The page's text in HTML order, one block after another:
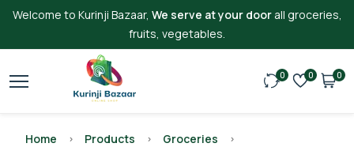
Welcome to Kurinji Bazaar, We serve at your doorall groceries,
fruits, vegetables.
0 0 0
Home Products
Groceries